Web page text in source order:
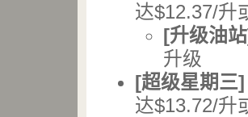
达$12.37/升
[升级油站
升级
[超级星期三]
达$13.72/升